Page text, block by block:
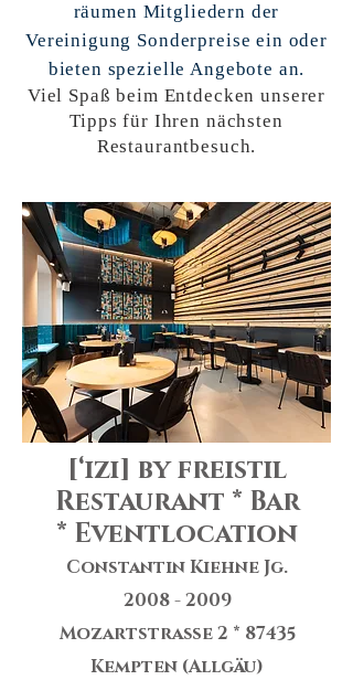
räumen Mitgliedern der
Vereinigung Sonderpreise ein oder
bieten spezielle Angebote an.
Viel Spaß beim Entdecken unserer
Tipps für Ihren nächsten
Restaurantbesuch.
[‘izi] by freistil
Restaurant * Bar
* Eventlocation
Constantin Kiehne Jg.
2008 - 2009
Mozartstraße 2 * 87435
Kempten (Allgäu)